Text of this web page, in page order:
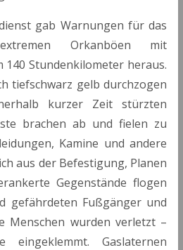
gab Warnungen für das
Orkanböen mit
140 Stundenkilometer heraus.
tiefschwarz gelb durchzogen
kurzer Zeit stürzten
brachen ab und fielen zu
Kamine und andere
aus der Befestigung, Planen
Gegenstände flogen
gefährdeten Fußgänger und
Menschen wurden verletzt –
eingeklemmt. Gaslaternen